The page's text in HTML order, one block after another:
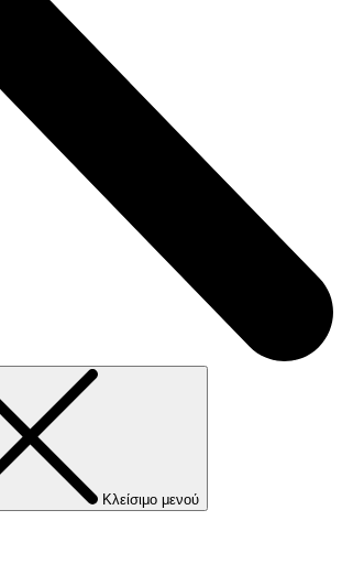
Κλείσιμο μενού